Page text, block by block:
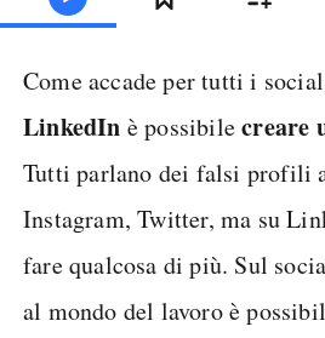
Come accade per tutti i
LinkedIn è possibilecreare
Tutti parlano dei falsi profili
Instagram, Twitter, ma su
fare qualcosa di più. Sul
al mondo del lavoro è